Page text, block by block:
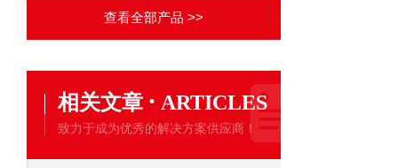
查看全部产品 >>
相关文章 · ARTICLES
致力于成为优秀的解决方案供应商！